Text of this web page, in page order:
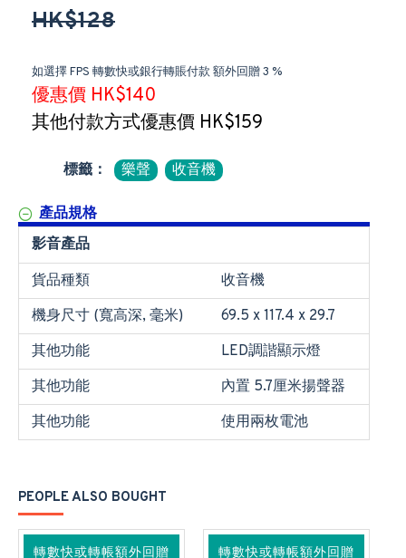
HK$128
如選擇 FPS 轉數快或銀行轉賬付款 額外回贈 3 %
優惠價 HK$140
其他付款方式優惠價 HK$159
標籤： 樂聲 收音機
產品規格
影音產品
貨品種類
收音機
機身尺寸 (寬高深, 毫米)
69.5 x 117.4 x 29.7
其他功能
LED調諧顯示燈
其他功能
內置 5.7厘米揚聲器
其他功能
使用兩枚電池
PEOPLE ALSO BOUGHT
轉數快或轉帳額外回贈
轉數快或轉帳額外回贈